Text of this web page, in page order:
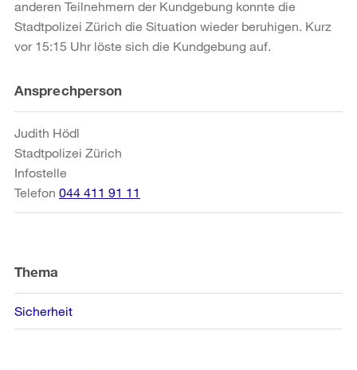
anderen Teilnehmern der Kundgebung konnte die
Stadtpolizei Zürich die Situation wieder beruhigen. Kurz
vor 15:15 Uhr löste sich die Kundgebung auf.
Weitere
Informationen
Ansprechperson
Judith Hödl
Stadtpolizei Zürich
Infostelle
Telefon 044 411 91 11
Thema
Sicherheit